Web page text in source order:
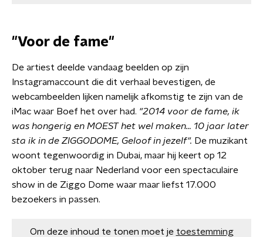
"Voor de fame"
De artiest deelde vandaag beelden op zijn
Instagramaccount die dit verhaal bevestigen, de
webcambeelden lijken namelijk afkomstig te zijn van de
iMac waar Boef het over had. "2014 voor de fame, ik
was hongerig en MOEST het wel maken… 10 jaar later
sta ik in de ZIGGODOME, Geloof in jezelf". De muzikant
woont tegenwoordig in Dubai, maar hij keert op 12
oktober terug naar Nederland voor een spectaculaire
show in de Ziggo Dome waar maar liefst 17.000
bezoekers in passen.
Om deze inhoud te tonen moet je toestemming